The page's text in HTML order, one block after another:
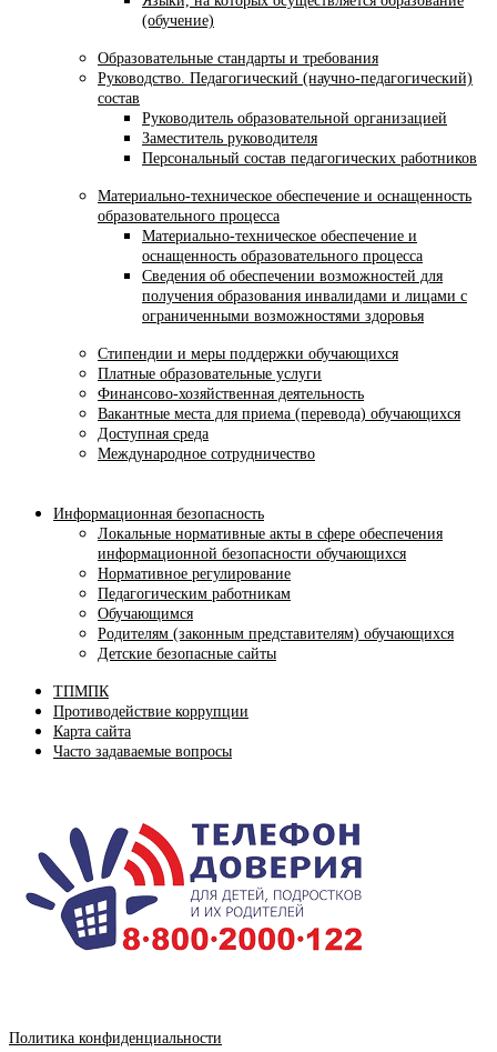
(обучение)
Образовательные стандарты и требования
Руководство. Педагогический (научно-педагогический)
состав
Руководитель образовательной организацией
Заместитель руководителя
Персональный состав педагогических работников
Материально-техническое обеспечение и оснащенность
образовательного процесса
Материально-техническое обеспечение и
оснащенность образовательного процесса
Сведения об обеспечении возможностей для
получения образования инвалидами и лицами с
ограниченными возможностями здоровья
Стипендии и меры поддержки обучающихся
Платные образовательные услуги
Финансово-хозяйственная деятельность
Вакантные места для приема (перевода) обучающихся
Доступная среда
Международное сотрудничество
Информационная безопасность
Локальные нормативные акты в сфере обеспечения
информационной безопасности обучающихся
Нормативное регулирование
Педагогическим работникам
Обучающимся
Родителям (законным представителям) обучающихся
Детские безопасные сайты
ТПМПК
Противодействие коррупции
Карта сайта
Часто задаваемые вопросы
Политика конфиденциальности